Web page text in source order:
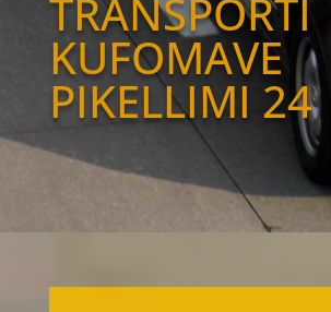
TRANSPORTI
KUFOMAVE
PIKELLIMI 24